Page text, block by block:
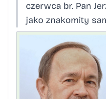
czerwca br. Pan
jako znakomity